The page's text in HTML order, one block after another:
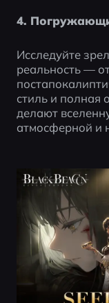
4.
Исследуйте
реальность —
стиль и полная
делают
атмосферной и